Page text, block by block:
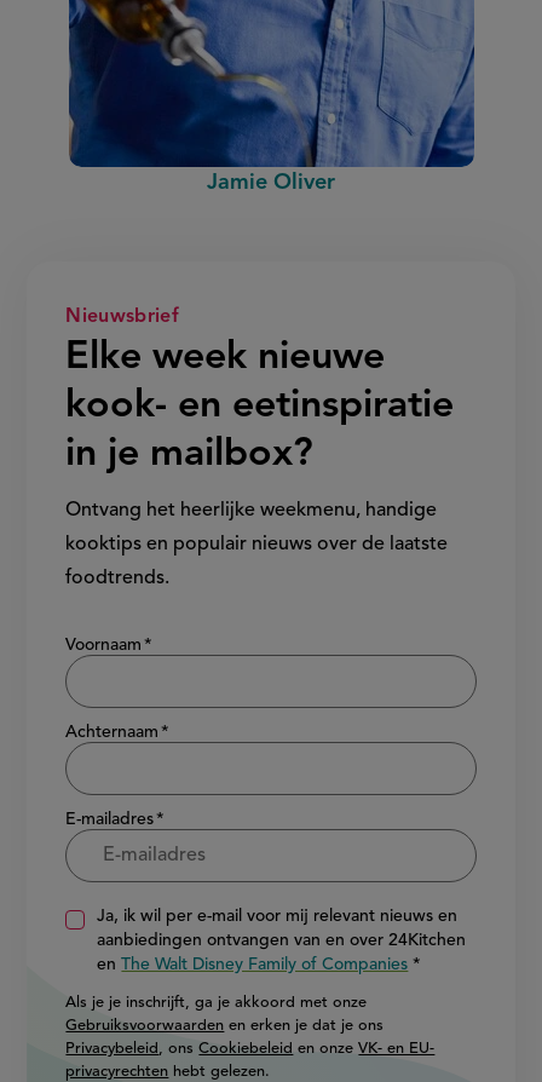
Jamie Oliver
Nieuwsbrief
Elke week nieuwe
kook- en eetinspiratie
in je mailbox?
Ontvang het heerlijke weekmenu, handige
kooktips en populair nieuws over de laatste
foodtrends.
Show/hide
Voornaam
Achternaam
E-mailadres
Ja, ik wil per e-mail voor mij relevant nieuws en
aanbiedingen ontvangen van en over 24Kitchen
enThe Walt Disney Family of Companies
Als je je inschrijft, ga je akkoord met onze
Gebruiksvoorwaarden en erken je dat je ons
Privacybeleid , onsCookiebeleid en onzeVK- en EU-
privacyrechten hebt gelezen.